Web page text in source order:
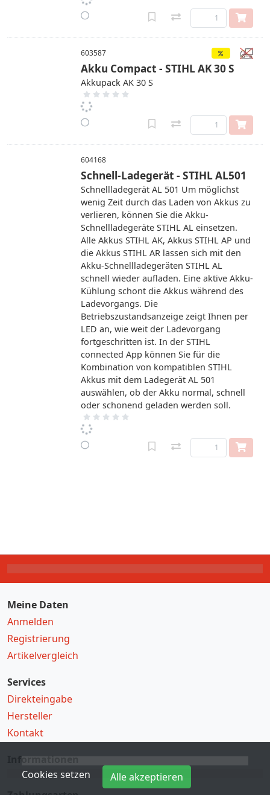
603587
Akku Compact - STIHL AK 30 S
Akkupack AK 30 S
604168
Schnell-Ladegerät - STIHL AL501
Schnellladegerät AL 501 Um möglichst
wenig Zeit durch das Laden von Akkus zu
verlieren, können Sie die Akku-
Schnellladegeräte STIHL AL einsetzen.
Alle Akkus STIHL AK, Akkus STIHL AP und
die Akkus STIHL AR lassen sich mit den
Akku-Schnellladegeräten STIHL AL
schnell wieder aufladen. Eine aktive Akku-
Kühlung schont die Akkus während des
Ladevorgangs. Die
Betriebszustandsanzeige zeigt Ihnen per
LED an, wie weit der Ladevorgang
fortgeschritten ist. In der STIHL
connected App können Sie für die
Kombination von kompatiblen STIHL
Akkus mit dem Ladegerät AL 501
auswählen, ob der Akku normal, schnell
oder schonend geladen werden soll.
Meine Daten
Anmelden
Registrierung
Artikelvergleich
Services
Direkteingabe
Hersteller
Kontakt
Informationen
Cookies setzen Alle akzeptieren